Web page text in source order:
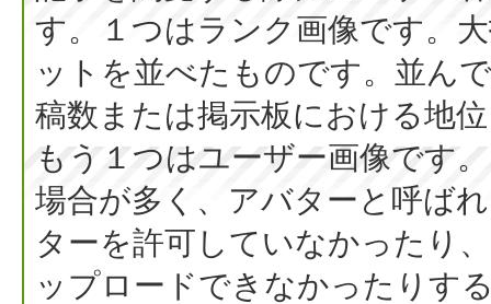
す。１つはランク画像です。
ットを並べたものです。並ん
稿数または掲示板における地
もう１つはユーザー画像です
場合が多く、アバターと呼ば
ターを許可していなかったり
ップロードできなかったりす